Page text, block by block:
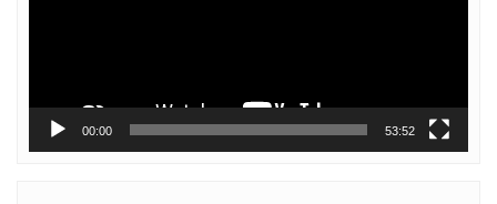
00:00 53:52